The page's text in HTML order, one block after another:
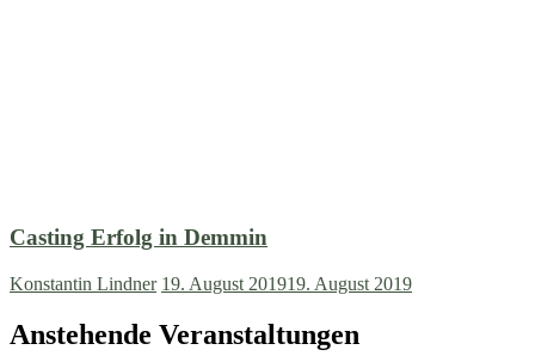
Casting Erfolg in Demmin
Konstantin Lindner 19. August 201919. August 2019
Anstehende Veranstaltungen